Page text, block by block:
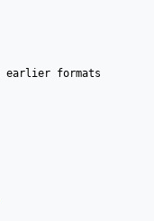
earlier formats